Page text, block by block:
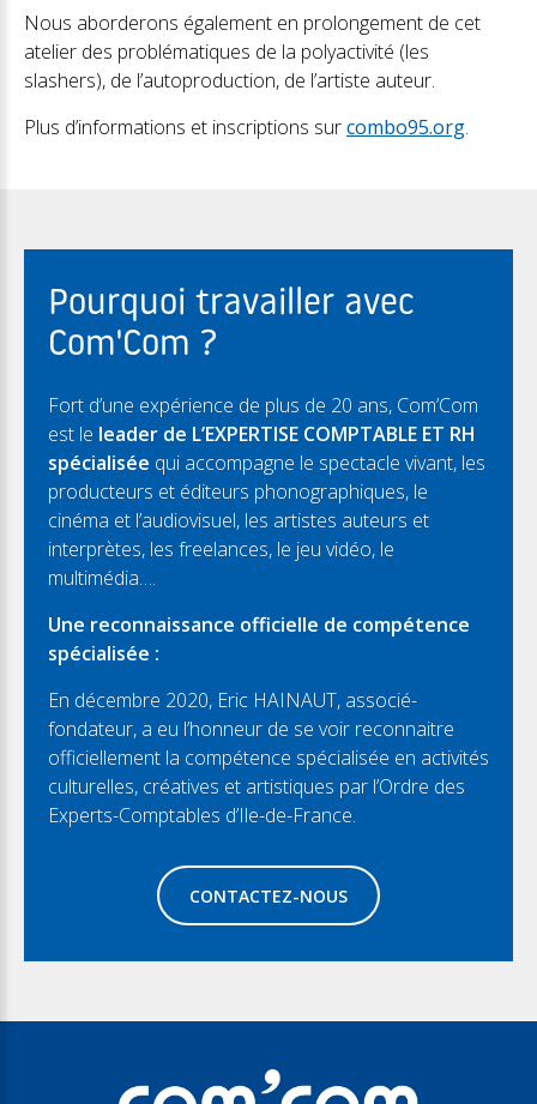
Nous aborderons également en prolongement de cet
atelier des problématiques de la polyactivité (les
slashers), de l’autoproduction, de l’artiste auteur.
Plus d’informations et inscriptions surcombo95.org.
Pourquoi travailler avec
Com'Com ?
Fort d’une expérience de plus de 20 ans, Com’Com
est le leader de L’EXPERTISE COMPTABLE ET RH
spécialisée qui accompagne le spectacle vivant, les
producteurs et éditeurs phonographiques, le
cinéma et l’audiovisuel, les artistes auteurs et
interprètes, les freelances, le jeu vidéo, le
multimédia….
Une reconnaissance officielle de compétence
spécialisée :
En décembre 2020, Eric HAINAUT, associé-
fondateur, a eu l’honneur de se voir reconnaitre
officiellement la compétence spécialisée en activités
culturelles, créatives et artistiques par l’Ordre des
Experts-Comptables d’Ile-de-France.
CONTACTEZ-NOUS